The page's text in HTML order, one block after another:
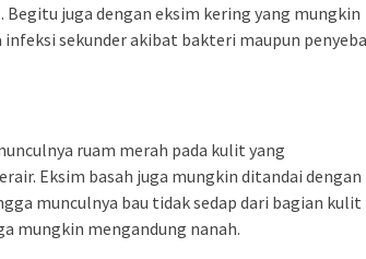
juga dengan eksim kering yang mungkin
sekunder akibat bakteri maupun
ruam merah pada kulit yang
Eksim basah juga mungkin ditandai dengan
munculnya bau tidak sedap dari bagian kulit
mungkin mengandung nanah.